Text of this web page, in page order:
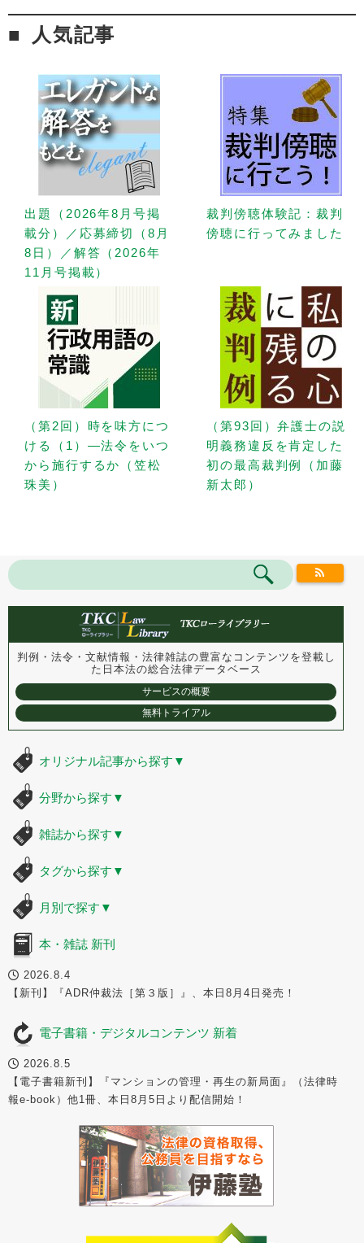
人気記事
出題（2026年8月号掲
載分）／応募締切（8月
8日）／解答（2026年
11月号掲載）
裁判傍聴体験記：裁判
傍聴に行ってみました
（第2回）時を味方につ
ける（1）—法令をいつ
から施行するか（笠松
珠美）
（第93回）弁護士の説
明義務違反を肯定した
初の最高裁判例（加藤
新太郎）
判例・法令・文献情報・法律雑誌の豊富なコンテンツを登載し
た 日本法の総合法律データベース
サービスの概要
無料トライアル
オリジナル記事から探す ▼
分野から探す ▼
雑誌から探す ▼
タグから探す ▼
月別で探す ▼
本・雑誌 新刊
2026.8.4
【新刊】『ADR仲裁法［第３版］』、本日8月4日発売！
電子書籍・デジタルコンテンツ 新着
2026.8.5
【電子書籍新刊】『マンションの管理・再生の新局面』（法律時
報e-book）他1冊、本日8月5日より配信開始！